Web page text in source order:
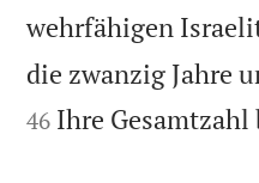
wehrfähigen
die zwanzig Jahre
46 Ihre Gesamtzahl